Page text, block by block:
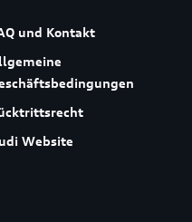
und Kontakt
Website